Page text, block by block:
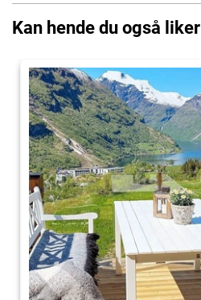
Kan hende du også liker